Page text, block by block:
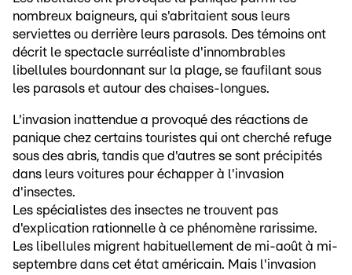
nombreux baigneurs, qui s'abritaient sous leurs
serviettes ou derrière leurs parasols. Des témoins ont
décrit le spectacle surréaliste d'innombrables
libellules bourdonnant sur la plage, se faufilant sous
les parasols et autour des chaises-longues.
L'invasion inattendue a provoqué des réactions de
panique chez certains touristes qui ont cherché refuge
sous des abris, tandis que d'autres se sont précipités
dans leurs voitures pour échapper à l'invasion
d'insectes.
Les spécialistes des insectes ne trouvent pas
d'explication rationnelle à ce phénomène rarissime.
Les libellules migrent habituellement de mi-août à mi-
septembre dans cet état américain. Mais l'invasion